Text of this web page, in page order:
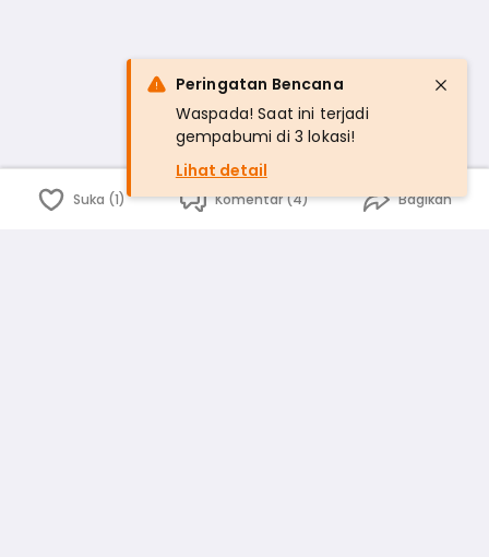
Suka (1) Komentar (4) Bagikan
Peringatan Bencana
Waspada! Saat ini terjadi
gempabumi di 3 lokasi!
Lihat detail